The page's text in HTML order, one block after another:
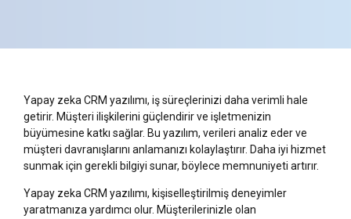
Yapay zeka CRM yazılımı, iş süreçlerinizi daha verimli hale
getirir. Müşteri ilişkilerini güçlendirir ve işletmenizin
büyümesine katkı sağlar. Bu yazılım, verileri analiz eder ve
müşteri davranışlarını anlamanızı kolaylaştırır. Daha iyi hizmet
sunmak için gerekli bilgiyi sunar, böylece memnuniyeti artırır.
Yapay zeka CRM yazılımı, kişiselleştirilmiş deneyimler
yaratmanıza yardımcı olur. Müşterilerinizle olan